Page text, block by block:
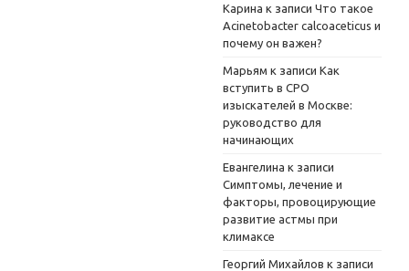
Карина к записи Что такое
Acinetobacter calcoaceticus и
почему он важен?
Марьям к записи Как
вступить в СРО
изыскателей в Москве:
руководство для
начинающих
Евангелина к записи
Симптомы, лечение и
факторы, провоцирующие
развитие астмы при
климаксе
Георгий Михайлов к записи